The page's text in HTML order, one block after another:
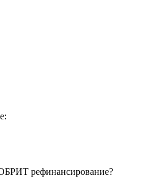
рефинансирование?